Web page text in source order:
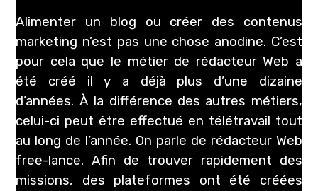
Alimenter un blog ou créer des contenus
marketing n’est pas une chose anodine. C’est
pour cela que le métier de rédacteur Web a
été créé il y a déjà plus d’une dizaine
d’années. À la différence des autres métiers,
celui-ci peut être effectué en télétravail tout
au long de l’année. On parle de rédacteur Web
free-lance. Afin de trouver rapidement des
missions, des plateformes ont été créées